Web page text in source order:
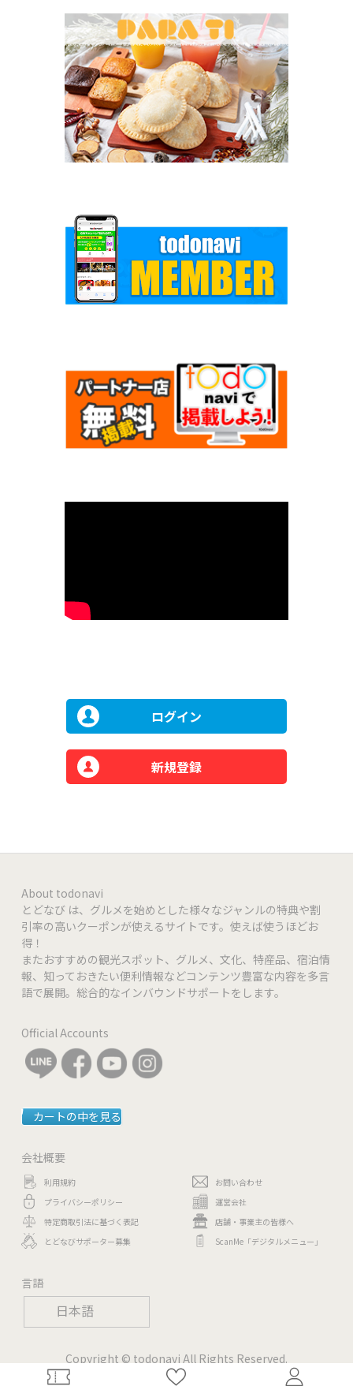
日本語
ログイン
新規登録
About todonavi
とどなび は、グルメを始めとした様々なジャンルの特典や割
引率の高いクーポンが使えるサイトです。使えば使うほどお
得！
またおすすめの観光スポット、グルメ、文化、特産品、宿泊情
報、知っておきたい便利情報などコンテンツ豊富な内容を多言
語で展開。総合的なインバウンドサポートをします。
Official Accounts
カートの中を見る
会社概要
利用規約
プライバシーポリシー
特定商取引法に基づく表記
とどなびサポーター募集
お問い合わせ
運営会社
店舗・事業主の皆様へ
ScanMe「デジタルメニュー」
言語
Copyright © todonavi All Rights Reserved.